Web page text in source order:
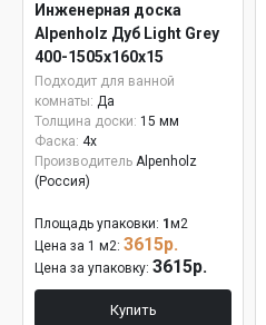
Инженерная доска
Alpenholz Дуб Light Grey
400-1505х160х15
Подходит для ванной
комнаты: Да
Толщина доски: 15 мм
Фаска: 4x
Производитель Alpenholz
(Россия)
Площадь упаковки: 1 м2
Цена за 1 м2: 3615р.
Цена за упаковку: 3615р.
Купить